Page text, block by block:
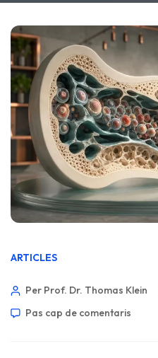
ARTICLES
Per Prof. Dr. Thomas Klein
Pas cap de comentaris